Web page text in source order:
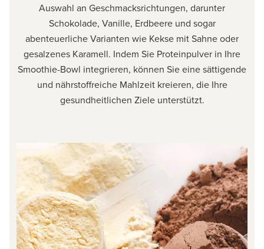
Auswahl an Geschmacksrichtungen, darunter
Schokolade, Vanille, Erdbeere und sogar
abenteuerliche Varianten wie Kekse mit Sahne oder
gesalzenes Karamell. Indem Sie Proteinpulver in Ihre
Smoothie-Bowl integrieren, können Sie eine sättigende
und nährstoffreiche Mahlzeit kreieren, die Ihre
gesundheitlichen Ziele unterstützt.